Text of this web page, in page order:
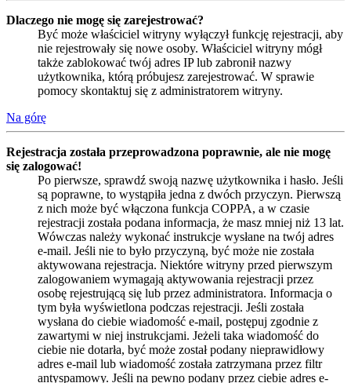
Dlaczego nie mogę się zarejestrować?
Być może właściciel witryny wyłączył funkcję rejestracji, aby
nie rejestrowały się nowe osoby. Właściciel witryny mógł
także zablokować twój adres IP lub zabronił nazwy
użytkownika, którą próbujesz zarejestrować. W sprawie
pomocy skontaktuj się z administratorem witryny.
Na górę
Rejestracja została przeprowadzona poprawnie, ale nie mogę
się zalogować!
Po pierwsze, sprawdź swoją nazwę użytkownika i hasło. Jeśli
są poprawne, to wystąpiła jedna z dwóch przyczyn. Pierwszą
z nich może być włączona funkcja COPPA, a w czasie
rejestracji została podana informacja, że masz mniej niż 13 lat.
Wówczas należy wykonać instrukcje wysłane na twój adres
e-mail. Jeśli nie to było przyczyną, być może nie została
aktywowana rejestracja. Niektóre witryny przed pierwszym
zalogowaniem wymagają aktywowania rejestracji przez
osobę rejestrującą się lub przez administratora. Informacja o
tym była wyświetlona podczas rejestracji. Jeśli została
wysłana do ciebie wiadomość e-mail, postępuj zgodnie z
zawartymi w niej instrukcjami. Jeżeli taka wiadomość do
ciebie nie dotarła, być może został podany nieprawidłowy
adres e-mail lub wiadomość została zatrzymana przez filtr
antyspamowy. Jeśli na pewno podany przez ciebie adres e-